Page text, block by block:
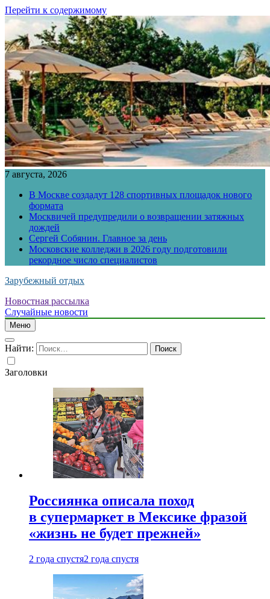
Перейти к содержимому
7 августа, 2026
В Москве создадут 128 спортивных площадок нового
формата
Москвичей предупредили о возвращении затяжных
дождей
Сергей Собянин. Главное за день
Московские колледжи в 2026 году подготовили
рекордное число специалистов
Зарубежный отдых
Новостная рассылка
Случайные новости
Меню
Найти:
Заголовки
Россиянка описала поход
в супермаркет в Мексике фразой
«жизнь не будет прежней»
2 года спустя2 года спустя